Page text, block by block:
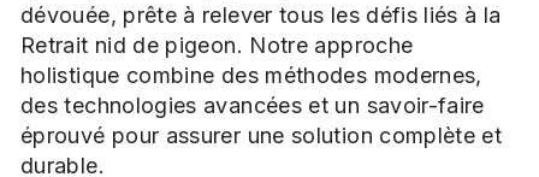
dévouée, prête à relever tous les défis liés à la
Retrait nid de pigeon. Notre approche
holistique combine des méthodes modernes,
des technologies avancées et un savoir-faire
éprouvé pour assurer une solution complète et
durable.